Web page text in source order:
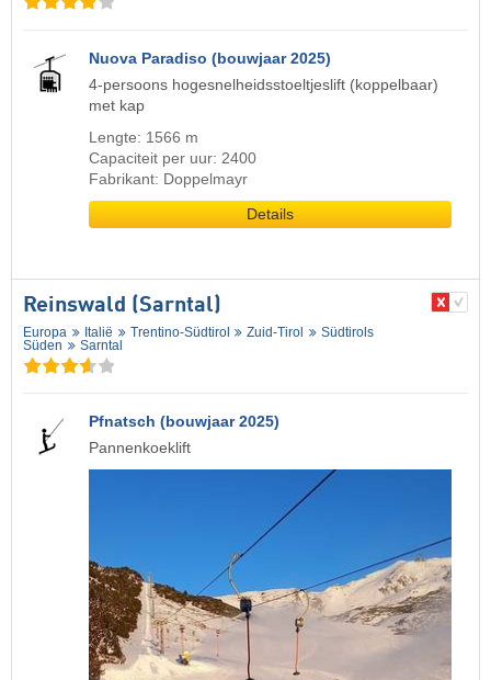
Nuova Paradiso (bouwjaar 2025)
4-persoons hogesnelheidsstoeltjeslift (koppelbaar)
met kap
Lengte: 1566 m
Capaciteit per uur: 2400
Fabrikant: Doppelmayr
Details
Reinswald (Sarntal)
Europa Italië Trentino-Südtirol Zuid-Tirol
Südtirols
Süden
Sarntal
Pfnatsch (bouwjaar 2025)
Pannenkoeklift